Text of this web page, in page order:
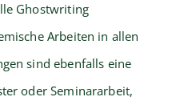
Ghostwriting
Arbeiten in allen
sind ebenfalls eine
oder Seminararbeit,